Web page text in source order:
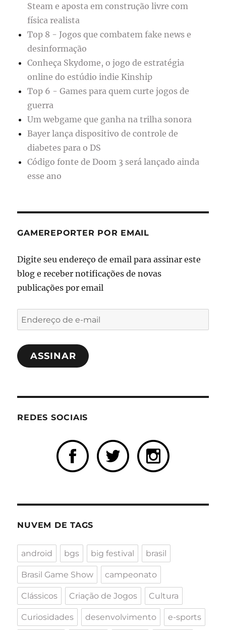
Steam e aposta em construção livre com
física realista
Top 8 - Jogos que combatem fake news e
desinformação
Conheça Skydome, o jogo de estratégia
online do estúdio indie Kinship
Top 6 - Games para quem curte jogos de
guerra
Um webgame que ganha na trilha sonora
Bayer lança dispositivo de controle de
diabetes para o DS
Código fonte de Doom 3 será lançado ainda
esse ano
GAMEREPORTER POR EMAIL
Digite seu endereço de email para assinar este
blog e receber notificações de novas
publicações por email
Endereço
de
e-
mailASSINAR
REDES SOCIAIS
NUVEM DE TAGS
android bgs big festival brasil
Brasil Game Show campeonato
Clássicos Criação de Jogos Cultura
Curiosidades desenvolvimento e-sports